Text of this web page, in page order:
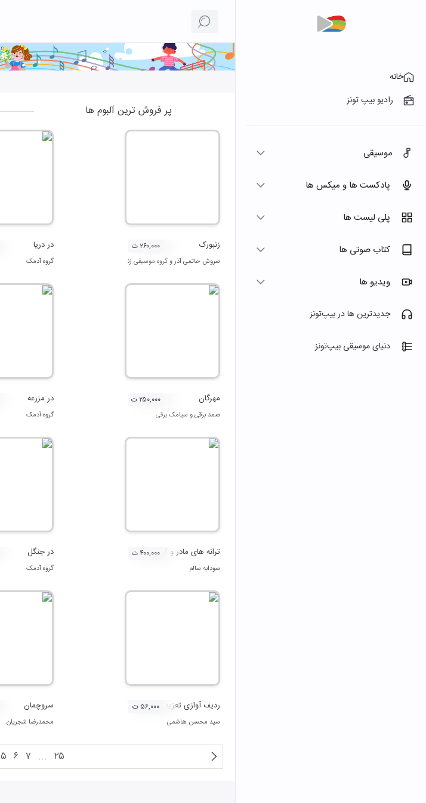
خانه
رادیو بیپ تونز
موسیقی
پادکست ها و میکس ها
پلی لیست ها
کتاب صوتی ها
ویدیو ها
جدیدترین ها در بیپ‌تونز
دنیای موسیقی بیپ‌تونز
پر فروش ترین آلبوم ها
زنبورک
سروش حاتمی آذروگروه موسیقی زنبورک
۲۶۰,۰۰۰ ت در دریا
گروه آدمک
مهرگان
صمد برقیو سیامک برقی
۲۵۰,۰۰۰ ت در مزرعه
گروه آدمک
ترانه های مادر و کودک
سودابه سالم
۴۰۰,۰۰۰ ت در جنگل
گروه آدمک
ردیف آوازی تعزیه (آواز دشتی)
سید محسن هاشمی
۵۶,۰۰۰ ت سروچمان
محمدرضا شجریان
۵ ۶ ۷ ... ۲۵